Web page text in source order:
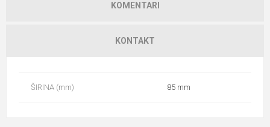
KOMENTARI
KONTAKT
ŠIRINA (mm) 85 mm